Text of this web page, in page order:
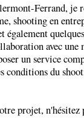
Ferrand, je
shooting en
également
avec une
un service
conditions du
projet, n'hésitez